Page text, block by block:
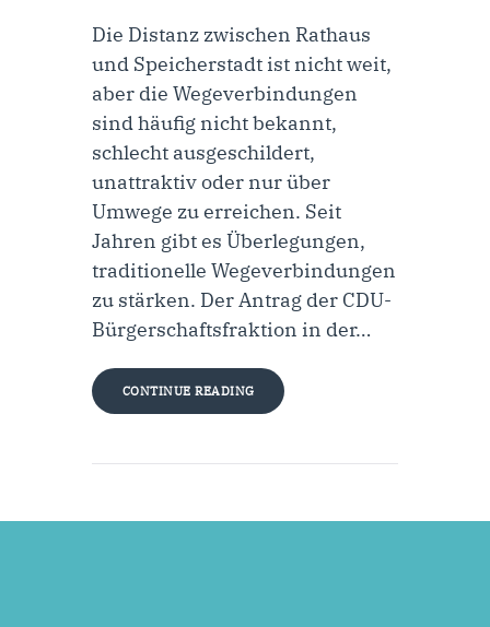
Die Distanz zwischen Rathaus
und Speicherstadt ist nicht weit,
aber die Wegeverbindungen
sind häufig nicht bekannt,
schlecht ausgeschildert,
unattraktiv oder nur über
Umwege zu erreichen. Seit
Jahren gibt es Überlegungen,
traditionelle Wegeverbindungen
zu stärken. Der Antrag der CDU-
Bürgerschaftsfraktion in der…
CONTINUE READING